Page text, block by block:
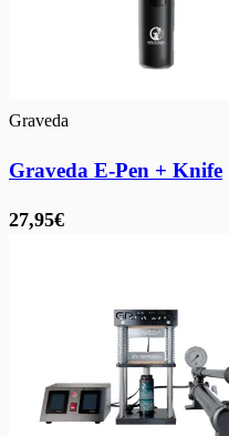
Graveda
Graveda E-Pen + Knife
27,95€